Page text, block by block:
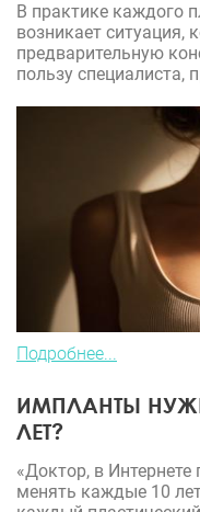
В практике каждого
возникает ситуация,
предварительную
пользу специалиста,
Подробнее...
ИМПЛАНТЫ
ЛЕТ?
«Доктор, в
менять каждые 10